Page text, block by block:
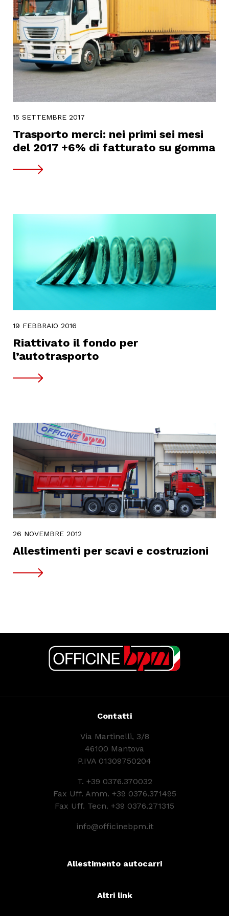
15 SETTEMBRE 2017
Trasporto merci: nei primi sei mesi
del 2017 +6% di fatturato su gomma
19 FEBBRAIO 2016
Riattivato il fondo per
l’autotrasporto
26 NOVEMBRE 2012
Allestimenti per scavi e costruzioni
Contatti
Via Martinelli, 3/8
46100 Mantova
P.IVA 01309750204
T. +39 0376.370032
Fax Uff. Amm. +39 0376.371495
Fax Uff. Tecn. +39 0376.271315
info@officinebpm.it
Allestimento autocarri
Altri link